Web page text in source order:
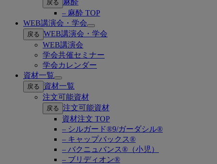
戻る
麻酔
– 麻酔 TOP
WEB講演会・学会
Open
submenu
戻る WEB講演会・学会
WEB講演会
学会共催セミナー
学会カレンダー
資材一覧
Open
submenu
戻る
資材一覧
注文可能資材
戻る 注文可能資材
資材注文 TOP
– シルガード®9/ガーダシル®
– キャップバックス®
– バクニュバンス®（小児）
– ブリディオン®